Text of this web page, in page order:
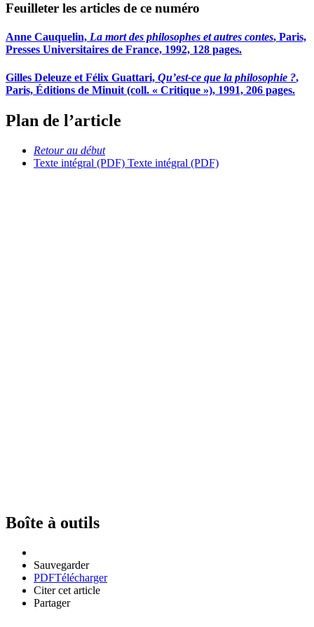
Feuilleter les articles de ce numéro
Anne Cauquelin, La mort des philosophes et autres contes, Paris,
Presses Universitaires de France, 1992, 128 pages.
Gilles Deleuze et Félix Guattari, Qu’est-ce que la philosophie ?,
Paris, Éditions de Minuit (coll. « Critique »), 1991, 206 pages.
Plan de l’article
Retour au début
Texte intégral (PDF) Texte intégral (PDF)
Boîte à outils
Sauvegarder
PDFTélécharger
Citer cet article
Partager